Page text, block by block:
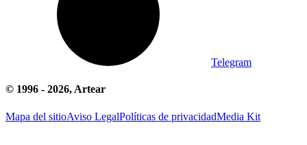
Telegram
© 1996 - 2026, Artear
Mapa del sitioAviso LegalPolíticas de privacidadMedia Kit